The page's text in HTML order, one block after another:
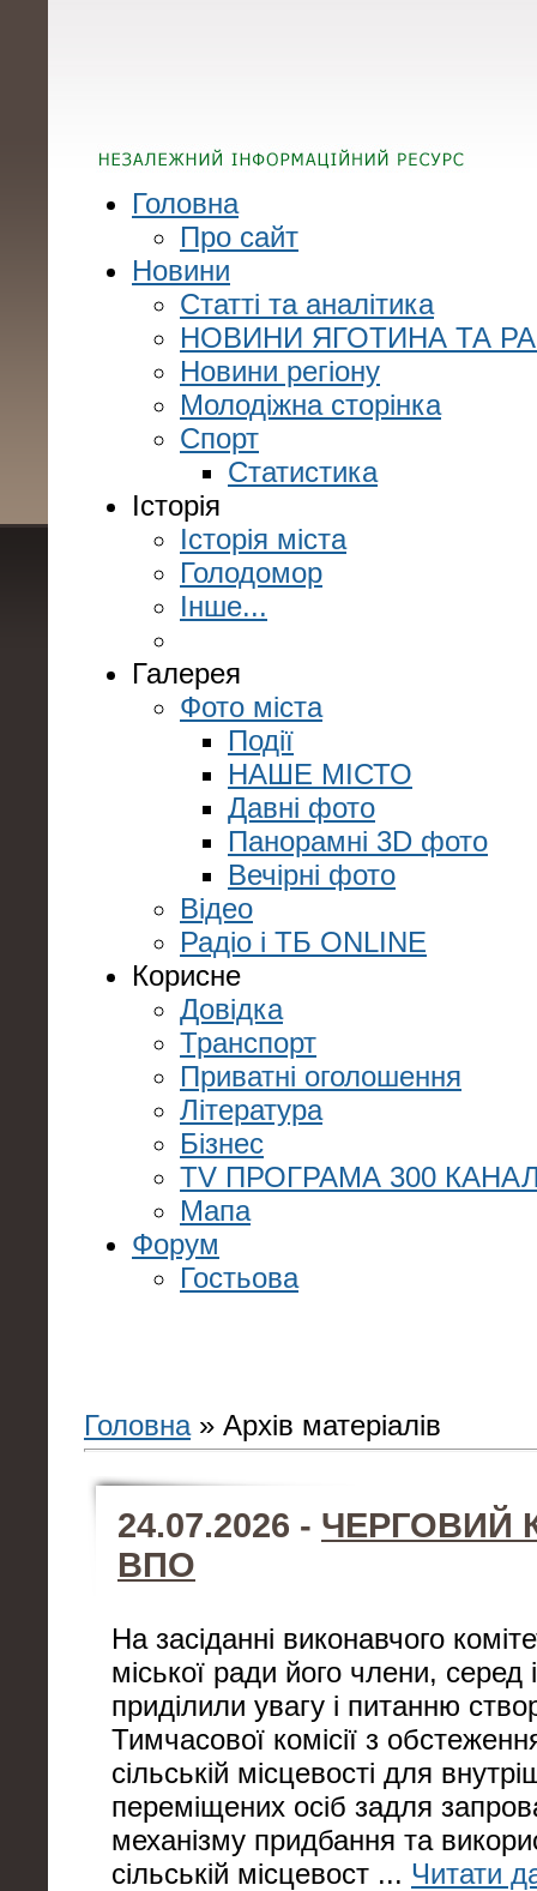
Головна
Про сайт
Новини
Статті та аналітика
НОВИНИ ЯГОТИНА ТА
Новини регіону
Молодіжна сторінка
Спорт
Статистика
Історія
Історія міста
Голодомор
Інше...
Галерея
Фото міста
Події
НАШЕ МІСТО
Давні фото
Панорамні 3D фото
Вечірні фото
Відео
Радіо і ТБ ONLINE
Корисне
Довідка
Транспорт
Приватні оголошення
Література
Бізнес
TV ПРОГРАМА 300
Мапа
Форум
Гостьова
Головна» Архів матеріалів
24.07.2026 - ЧЕРГОВИЙ
ВПО
На засіданні виконавчого
міської ради його члени, серед
приділили увагу і питанню
Тимчасової комісії з
сільській місцевості для
переміщених осіб задля
механізму придбання та
сільській місцевост ... Читати